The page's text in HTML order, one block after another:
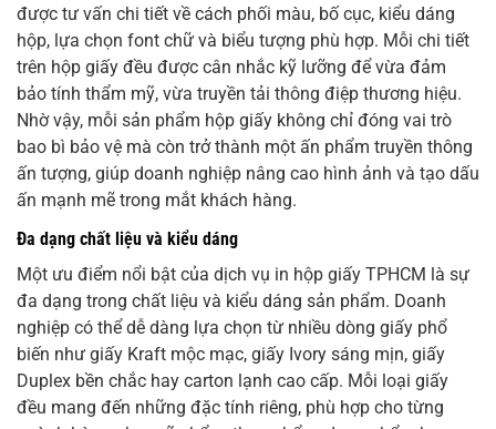
được tư vấn chi tiết về cách phối màu, bố cục, kiểu dáng
hộp, lựa chọn font chữ và biểu tượng phù hợp. Mỗi chi tiết
trên hộp giấy đều được cân nhắc kỹ lưỡng để vừa đảm
bảo tính thẩm mỹ, vừa truyền tải thông điệp thương hiệu.
Nhờ vậy, mỗi sản phẩm hộp giấy không chỉ đóng vai trò
bao bì bảo vệ mà còn trở thành một ấn phẩm truyền thông
ấn tượng, giúp doanh nghiệp nâng cao hình ảnh và tạo dấu
ấn mạnh mẽ trong mắt khách hàng.
Đa dạng chất liệu và kiểu dáng
Một ưu điểm nổi bật của dịch vụ in hộp giấy TPHCM là sự
đa dạng trong chất liệu và kiểu dáng sản phẩm. Doanh
nghiệp có thể dễ dàng lựa chọn từ nhiều dòng giấy phổ
biến như giấy Kraft mộc mạc, giấy Ivory sáng mịn, giấy
Duplex bền chắc hay carton lạnh cao cấp. Mỗi loại giấy
đều mang đến những đặc tính riêng, phù hợp cho từng